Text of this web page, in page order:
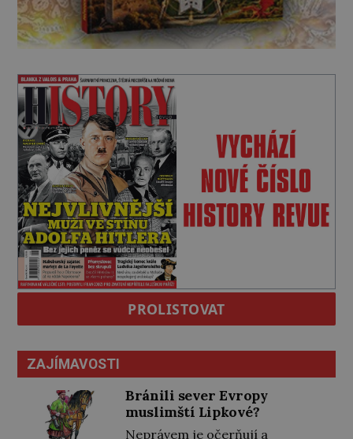
PROLISTOVAT
ZAJÍMAVOSTI
Bránili sever Evropy
muslimští Lipkové?
Neprávem je očerňují a